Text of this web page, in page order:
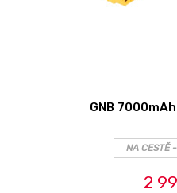
GNB
NA CESTĚ
2